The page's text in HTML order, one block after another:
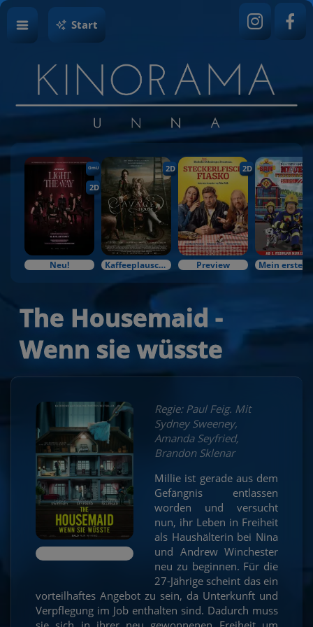
Start
OmU
2D
Neu!
2D
Kaffeeplausch & Kinozauber
2D
Preview
The Housemaid -
Wenn sie wüsste
Regie: Paul Feig. Mit
Sydney Sweeney,
Amanda Seyfried,
Brandon Sklenar
Millie ist gerade aus dem
Gefängnis entlassen
worden und versucht
nun, ihr Leben in Freiheit
als Haushälterin bei Nina
und Andrew Winchester
neu zu beginnen. Für die
27-Jährige scheint das ein
vorteilhaftes Angebot zu sein, da Unterkunft und
Verpflegung im Job enthalten sind. Dadurch muss